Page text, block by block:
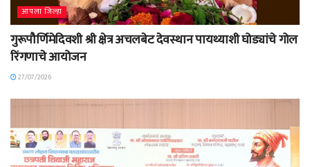
आपला जिल्हा
गुरूपौर्णिमेदिवशी श्री क्षेत्र अचलबेट देवस्थान पायथ्याशी घोड्यांचे गोल
रिंगणाचे आयोजन
27/07/2026